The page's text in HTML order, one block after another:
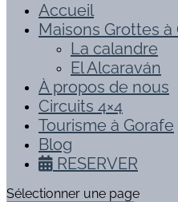
Accueil
Maisons Grottes à
La calandre
El Alcaraván
À propos de nous
Circuits 4×4
Tourisme à Gorafe
Blog
RESERVER
Sélectionner une page